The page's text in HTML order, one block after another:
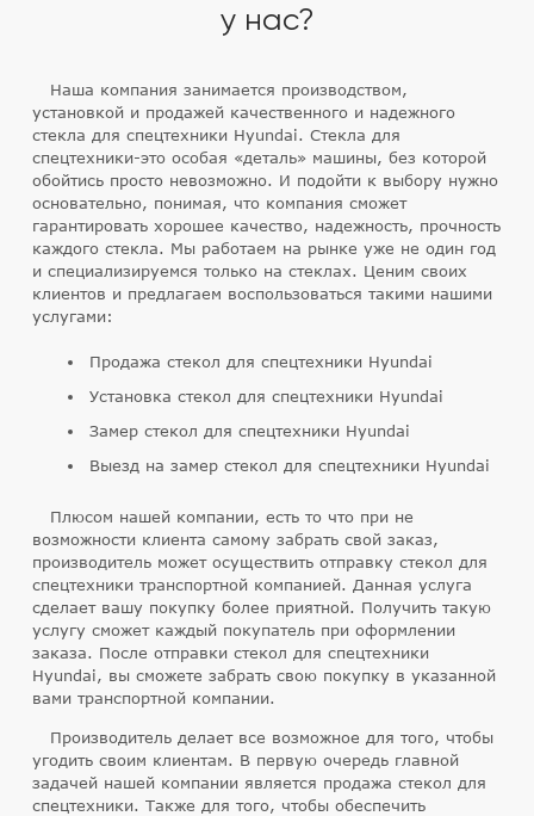
у нас?
Наша компания занимается производством,
установкой и продажей качественного и надежного
стекла для спецтехники Hyundai. Стекла для
спецтехники-это особая «деталь» машины, без которой
обойтись просто невозможно. И подойти к выбору нужно
основательно, понимая, что компания сможет
гарантировать хорошее качество, надежность, прочность
каждого стекла. Мы работаем на рынке уже не один год
и специализируемся только на стеклах. Ценим своих
клиентов и предлагаем воспользоваться такими нашими
услугами:
Продажа стекол для спецтехники Hyundai
Установка стекол для спецтехники Hyundai
Замер стекол для спецтехники Hyundai
Выезд на замер стекол для спецтехники Hyundai
Плюсом нашей компании, есть то что при не
возможности клиента самому забрать свой заказ,
производитель может осуществить отправку стекол для
спецтехники транспортной компанией. Данная услуга
сделает вашу покупку более приятной. Получить такую
услугу сможет каждый покупатель при оформлении
заказа. После отправки стекол для спецтехники
Hyundai, вы сможете забрать свою покупку в указанной
вами транспортной компании.
Производитель делает все возможное для того, чтобы
угодить своим клиентам. В первую очередь главной
задачей нашей компании является продажа стекол для
спецтехники. Также для того, чтобы обеспечить